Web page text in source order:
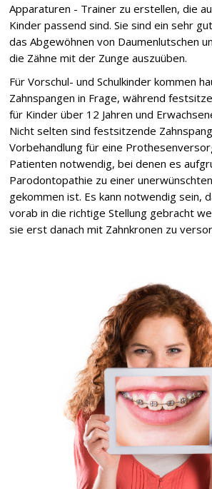
Apparaturen - Trainer zu erstellen, die
Kinder passend sind. Sie sind ein sehr
das Abgewöhnen von Daumenlutschen
die Zähne mit der Zunge auszuüben.
Für Vorschul- und Schulkinder kommen
Zahnspangen in Frage, während
für Kinder über 12 Jahren und
Nicht selten sind festsitzende
Vorbehandlung für eine
Patienten notwendig, bei denen es
Parodontopathie zu einer
gekommen ist. Es kann notwendig sein,
vorab in die richtige Stellung gebracht
sie erst danach mit Zahnkronen zu